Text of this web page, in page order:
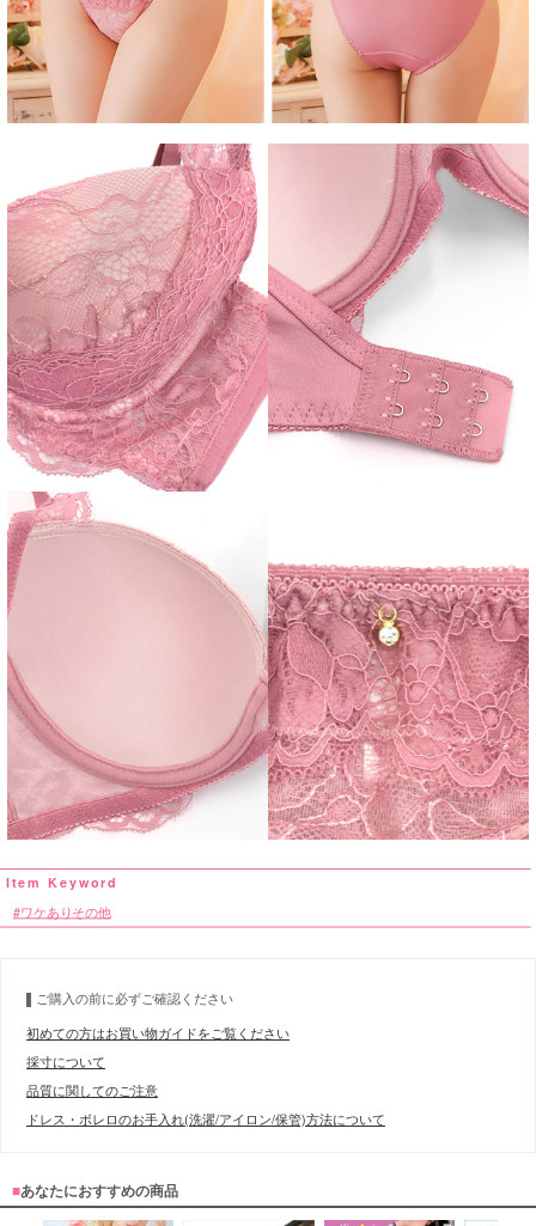
ワケありその他
ご購入の前に必ずご確認ください
初めての方はお買い物ガイドをご覧ください
採寸について
品質に関してのご注意
ドレス・ボレロのお手入れ(洗濯/アイロン/保管)方法について
■あなたにおすすめの商品